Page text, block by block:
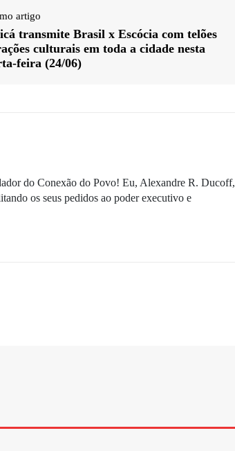
artigo
transmite Brasil x Escócia com telões
culturais em toda a cidade nesta
feira (24/06)
do Conexão do Povo! Eu, Alexandre R. Ducoff,
os seus pedidos ao poder executivo e